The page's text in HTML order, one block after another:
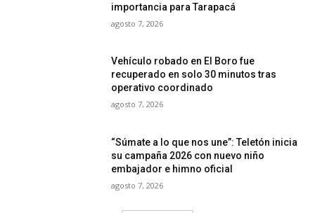
importancia para Tarapacá
agosto 7, 2026
Vehículo robado en El Boro fue
recuperado en solo 30 minutos tras
operativo coordinado
agosto 7, 2026
“Súmate a lo que nos une”: Teletón inicia
su campaña 2026 con nuevo niño
embajador e himno oficial
agosto 7, 2026